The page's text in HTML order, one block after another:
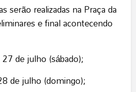
serão realizadas na Praça da
e final acontecendo
de julho (sábado);
de julho (domingo);